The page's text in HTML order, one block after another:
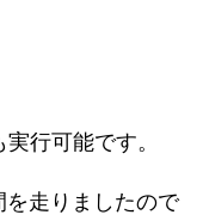
行可能です。
走りましたので